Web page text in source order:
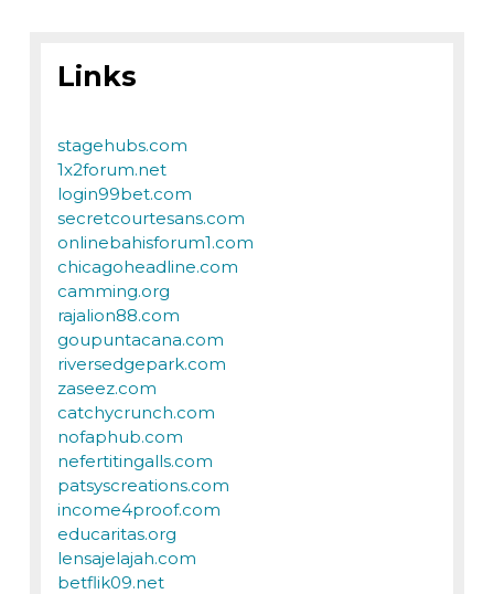
Links
stagehubs.com
1x2forum.net
login99bet.com
secretcourtesans.com
onlinebahisforum1.com
chicagoheadline.com
camming.org
rajalion88.com
goupuntacana.com
riversedgepark.com
zaseez.com
catchycrunch.com
nofaphub.com
nefertitingalls.com
patsyscreations.com
income4proof.com
educaritas.org
lensajelajah.com
betflik09.net